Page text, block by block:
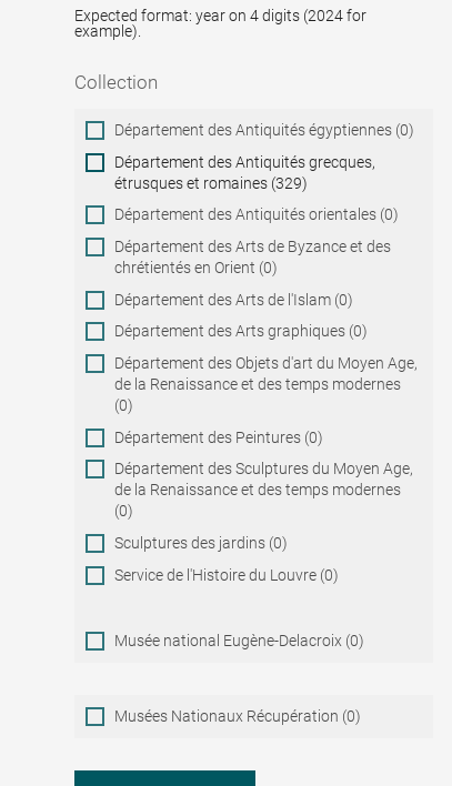
Expected format: year on 4 digits (2024 for
example).
Collection
Collection
Département des Antiquités égyptiennes (0)
Département des Antiquités grecques,
étrusques et romaines (329)
Département des Antiquités orientales (0)
Département des Arts de Byzance et des
chrétientés en Orient (0)
Département des Arts de l'Islam (0)
Département des Arts graphiques (0)
Département des Objets d'art du Moyen Age,
de la Renaissance et des temps modernes
(0)
Département des Peintures (0)
Département des Sculptures du Moyen Age,
de la Renaissance et des temps modernes
(0)
Sculptures des jardins (0)
Service de l'Histoire du Louvre (0)
Musée national Eugène-Delacroix (0)
Musées
Nationaux
Musées Nationaux Récupération (0)